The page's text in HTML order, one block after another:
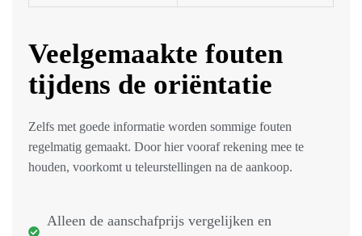
Veelgemaakte fouten
tijdens de oriëntatie
Zelfs met goede informatie worden sommige fouten
regelmatig gemaakt. Door hier vooraf rekening mee te
houden, voorkomt u teleurstellingen na de aankoop.
Alleen de aanschafprijs vergelijken en